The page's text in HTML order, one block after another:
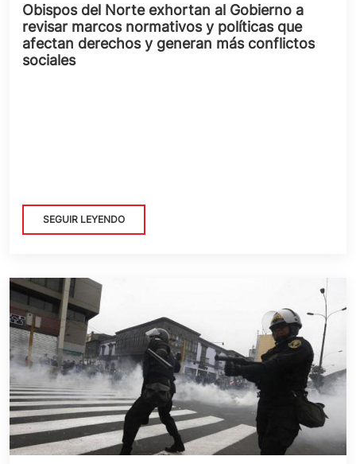
Obispos del Norte exhortan al Gobierno a
revisar marcos normativos y políticas que
afectan derechos y generan más conflictos
sociales
SEGUIR LEYENDO